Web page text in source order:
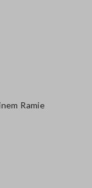
Ramie